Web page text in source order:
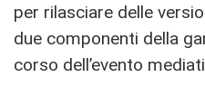
per rilasciare delle
due componenti della
corso dell’evento